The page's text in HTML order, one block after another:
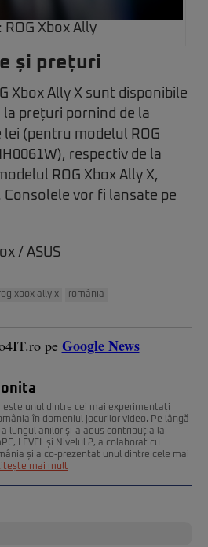
ROG Xbox Ally
și prețuri
Xbox Ally X sunt disponibile
prețuri pornind de la
lei (pentru modelul ROG
respectiv de la
ROG Xbox Ally X,
Consolele vor fi lansate pe
/ ASUS
xbox ally x românia
pe Google News
este unul dintre cei mai experimentați
în domeniul jocurilor video. Pe lângă
a lungul anilor și-a adus contribuția la
LEVEL și Nivelul 2, a colaborat cu
și a co-prezentat unul dintre cele mai
mai mult